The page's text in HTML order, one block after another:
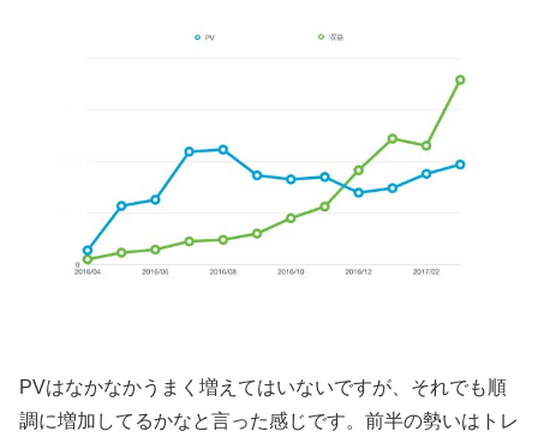
PVはなかなかうまく増えてはいないですが、それでも順
調に増加してるかなと言った感じです。前半の勢いはトレ